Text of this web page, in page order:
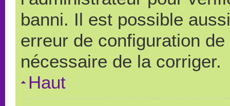
banni. Il est possible
erreur de configuration
nécessaire de la corriger.
Haut